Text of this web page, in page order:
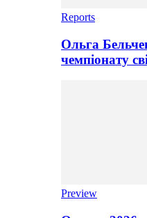
Reports
Ольга
чемпіонату
Preview